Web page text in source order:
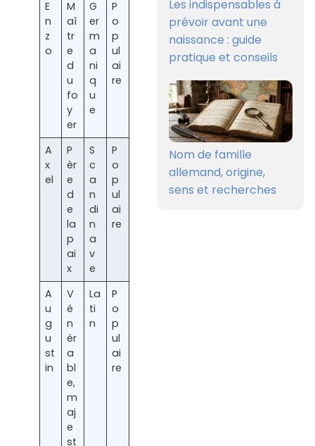
E
n
z
o
M
aî
tr
e
d
u
fo
y
er
G
er
m
a
ni
q
u
e
P
o
p
ul
ai
re
A
x
el
P
èr
e
d
e
la
p
ai
x
S
c
a
n
di
n
a
v
e
P
o
p
ul
ai
re
A
u
g
u
st
in
V
é
n
ér
a
bl
e,
m
aj
e
st
La
ti
n
P
o
p
ul
ai
re
Les indispensables à
prévoir avant une
naissance : guide
pratique et conseils
Nom de famille
allemand, origine,
sens et recherches